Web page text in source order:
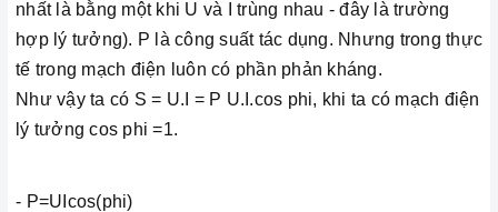
nhất là bằng một khi U và I trùng nhau - đây là trường
hợp lý tưởng). P là công suất tác dụng. Nhưng trong thực
tế trong mạch điện luôn có phần phản kháng.
Như vậy ta có S = U.I = P U.I.cos phi, khi ta có mạch điện
lý tưởng cos phi =1.
- P=UIcos(phi)